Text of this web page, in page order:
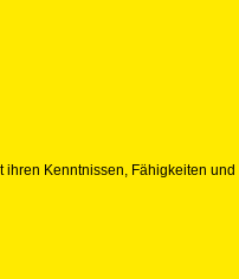
Kenntnissen, Fähigkeiten